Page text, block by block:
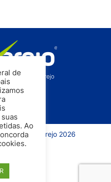
| InfoVarejo 2026
de
Ao